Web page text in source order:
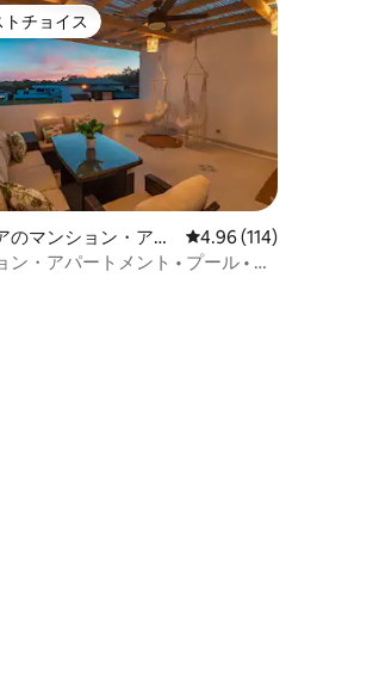
4.98つ星の平均評価
ゲストチョイスです。
トチョイス
のマンション・アパ
レビュー114件、5つ
4.96 (114)
ン・アパートメント • プール • 空